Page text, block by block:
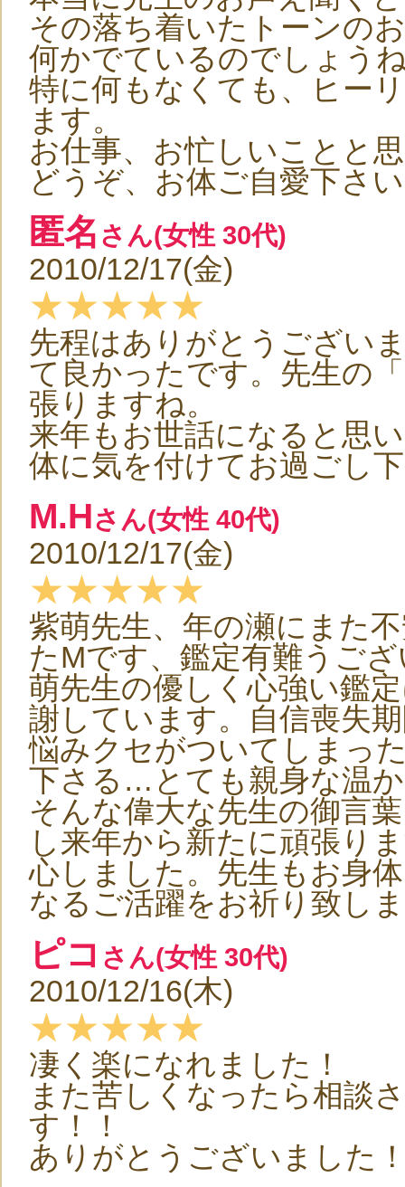
その落ち着いたトーンの
何かでているのでしょう
特に何もなくても、ヒー
ます。
お仕事、お忙しいことと
どうぞ、お体ご自愛下さ
匿名 さん(女性 30代)
2010/12/17(金)
★★★★★
先程はありがとうござい
て良かったです。先生の
張りますね。
来年もお世話になると思
体に気を付けてお過ごし
M.Hさん(女性 40代)
2010/12/17(金)
★★★★★
紫萌先生、年の瀬にまた
たMです、鑑定有難うご
萌先生の優しく心強い鑑
謝しています。自信喪失
悩みクセがついてしまっ
下さる…とても親身な温
そんな偉大な先生の御言
し来年から新たに頑張り
心しました。先生もお身
なるご活躍をお祈り致し
ピコ さん(女性 30代)
2010/12/16(木)
★★★★★
凄く楽になれました！
また苦しくなったら相談
す！！
ありがとうございました